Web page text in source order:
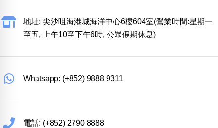
地址: 尖沙咀海港城海洋中心6樓604室(營業時間:星期一
至五, 上午10至下午6時, 公眾假期休息)
Whatsapp: (+852) 9888 9311
電話: (+852) 2790 8888